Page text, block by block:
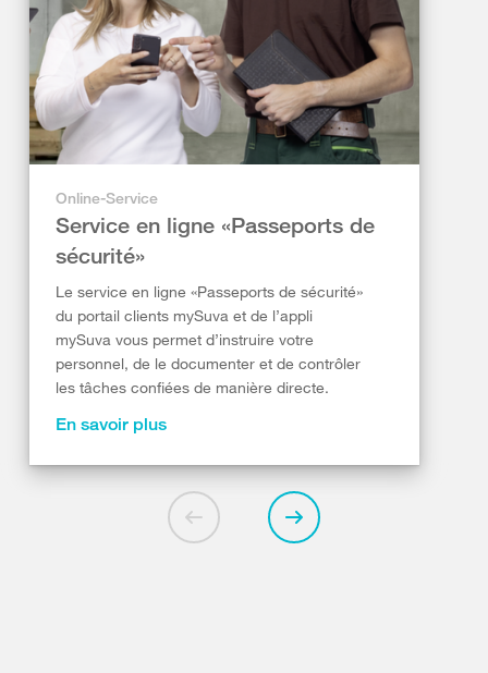
Online-Service
Service en ligne «Passeports de
sécurité»
Le service en ligne «Passeports de sécurité»
du portail clients mySuva et de l’appli
mySuva vous permet d’instruire votre
personnel, de le documenter et de contrôler
les tâches confiées de manière directe.
En savoir plus